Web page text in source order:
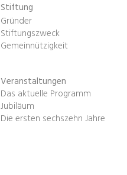
Stiftung
Gründer
Stiftungszweck
Gemeinnützigkeit
Veranstaltungen
Das aktuelle Programm
Jubiläum
Die ersten sechszehn Jahre